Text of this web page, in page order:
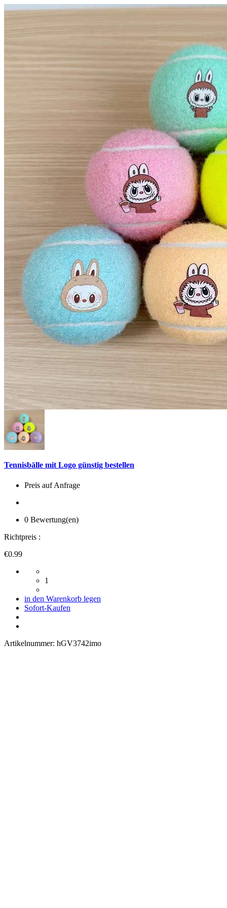
Tennisbälle mit Logo günstig bestellen
Preis auf Anfrage
0 Bewertung(en)
Richtpreis :
€0.99
1
in den Warenkorb legen
Sofort-Kaufen
Artikelnummer: hGV3742imo